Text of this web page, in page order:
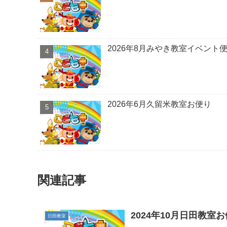
2026年8月みやき教室イベント
2026年6月久留米教室お便り
関連記事
日田教室 2024年10月日田教室お